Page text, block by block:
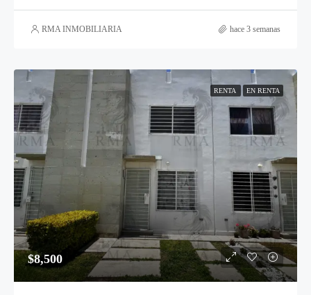
RMA INMOBILIARIA hace 3 semanas
RENTA EN RENTA
$8,500